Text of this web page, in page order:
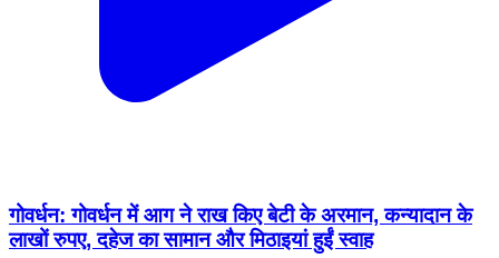
गोवर्धन: गोवर्धन में आग ने राख किए बेटी के अरमान, कन्यादान के
लाखों रुपए, दहेज का सामान और मिठाइयां हुईं स्वाह